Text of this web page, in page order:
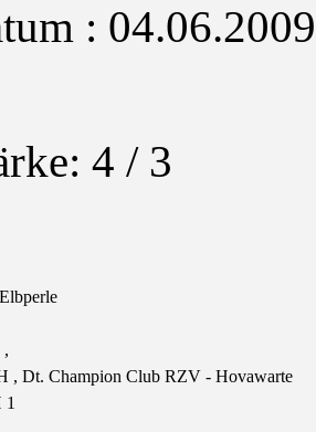
: 04.06.2009
4 / 3
,
, Dt. Champion Club RZV - Hovawarte